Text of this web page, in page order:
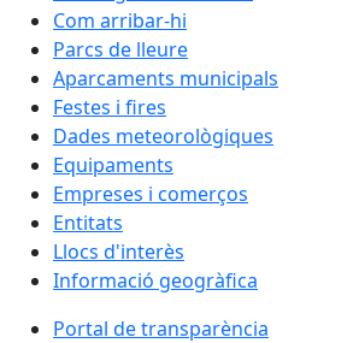
Com arribar-hi
Parcs de lleure
Aparcaments municipals
Festes i fires
Dades meteorològiques
Equipaments
Empreses i comerços
Entitats
Llocs d'interès
Informació geogràfica
Portal de transparència